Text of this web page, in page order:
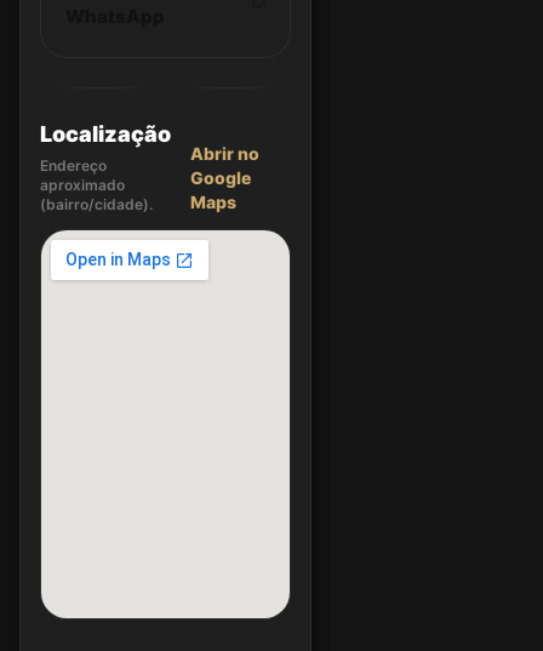
Localização
Endereço
aproximado
(bairro/cidade).
Abrir no
Google
Maps